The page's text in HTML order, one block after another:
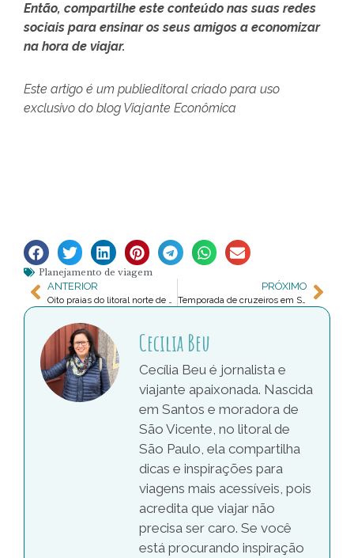
Então, compartilhe este conteúdo nas suas redes
sociais para ensinar os seus amigos a economizar
na hora de viajar.
Este artigo é um publieditoral criado para uso
exclusivo do blog Viajante Econômica
Planejamento de viagem
ANTERIOR PRÓXIMO
Temporada de cruzeiros em Santos: prepare-se
Cecilia Beu
Cecília Beu é jornalista e
viajante apaixonada. Nascida
em Santos e moradora de
São Vicente, no litoral de
São Paulo, ela compartilha
dicas e inspirações para
viagens mais acessíveis, pois
acredita que viajar não
precisa ser caro. Se você
está procurando inspiração